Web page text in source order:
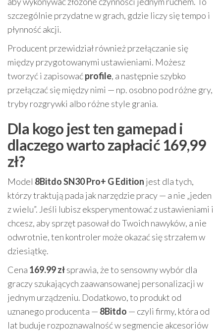
szczególnie przydatne w grach, gdzie liczy się tempo i
płynność akcji.
Producent przewidział również przełączanie się
między przygotowanymi ustawieniami. Możesz
tworzyć i zapisowaćprofile, a następnie szybko
przełączać się między nimi — np. osobno pod różne gry,
tryby rozgrywki albo różne style grania.
Dla kogo jest ten gamepad i
dlaczego warto zapłacić 169,99
zł?
Model 8Bitdo SN30 Pro+ G Edition jest dla tych,
którzy traktują pada jak narzędzie pracy — a nie „jeden
z wielu”. Jeśli lubisz eksperymentować z ustawieniami i
chcesz, aby sprzęt pasował do Twoich nawyków, a nie
odwrotnie, ten kontroler może okazać się strzałem w
dziesiątkę.
Cena 169.99 złsprawia, że to sensowny wybór dla
graczy szukających zaawansowanej personalizacji w
jednym urządzeniu. Dodatkowo, to produkt od
uznanego producenta — 8Bitdo — czyli firmy, która od
lat buduje rozpoznawalność w segmencie akcesoriów